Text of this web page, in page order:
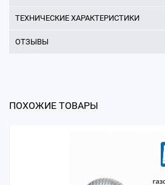
ТЕХНИЧЕСКИЕ ХАРАКТЕРИСТИКИ
ОТЗЫВЫ
ПОХОЖИЕ ТОВАРЫ